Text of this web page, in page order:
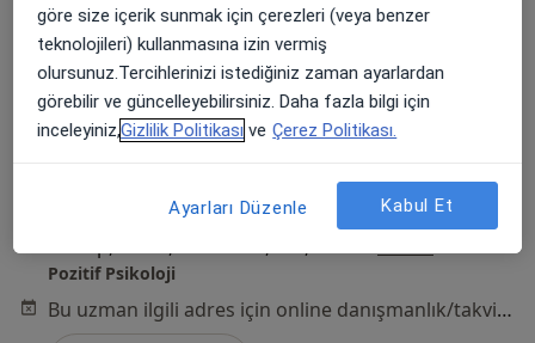
Psk. Ece Güner
2 görüş
Pozitif Psikoloji
Bu uzman ilgili adres için online danışmanlık/takvim sunmuyor.
göre size içerik sunmak için çerezleri (veya benzer
teknolojileri) kullanmasına izin vermiş
olursunuz.Tercihlerinizi istediğiniz zaman ayarlardan
görebilir ve güncelleyebilirsiniz. Daha fazla bilgi için
inceleyiniz,Gizlilik Politikası ve Çerez Politikası.
Ayarları Düzenle Kabul Et